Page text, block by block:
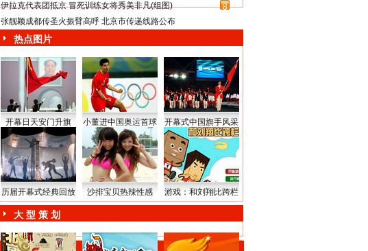
伊拉克代表团抵京 冒死训练女将秀美非凡(组图)
8
张靓颖成都传圣火振臂高呼 北京市传递线路公布
热点图片
开幕日天安门升旗 小董进中国奥运首球 开幕式中国旗手风采
历届开幕式经典回放 沙排宝贝热辣性感 游戏：和刘翔比跨栏
大 型 策 划